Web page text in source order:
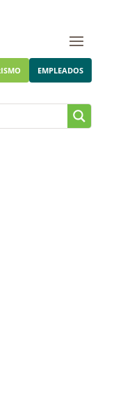
EMPLEADOS